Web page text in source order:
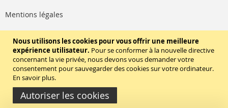
Nous utilisons les cookies pour vous offrir une meilleure
expérience utilisateur. Pour se conformer à la nouvelle directive
concernant la vie privée, nous devons vous demander votre
consentement pour sauvegarder des cookies sur votre ordinateur.
En savoir plus.
Autoriser les cookies
Mentions légales
Politique de cookies
SUIVEZ-NOUS
Copyright © 2020 - TBD Paris. Tout droit réservés.